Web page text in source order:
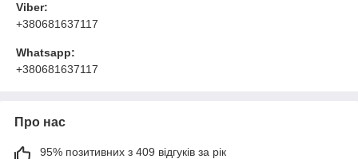
Viber:
+380681637117
Whatsapp:
+380681637117
Про нас
95% позитивних з 409 відгуків за рік